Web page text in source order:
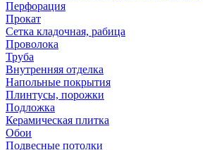
Перфорация
Прокат
Сетка кладочная, рабица
Проволока
Труба
Внутренняя отделка
Напольные покрытия
Плинтусы, порожки
Подложка
Керамическая плитка
Обои
Подвесные потолки